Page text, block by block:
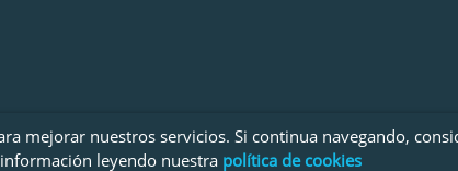
mejorar nuestros servicios. Si continua navegando,
leyendo nuestra política de cookies
DE PRIVACIDAD TÉRMINOS Y CONDICIONES DE USO | POLÍTICA DE COOKIES
© EL CLUB DE LA RADIO